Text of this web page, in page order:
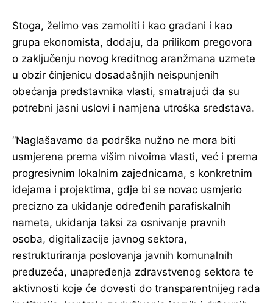
Stoga, želimo vas zamoliti i kao građani i kao
grupa ekonomista, dodaju, da prilikom pregovora
o zaključenju novog kreditnog aranžmana uzmete
u obzir činjenicu dosadašnjih neispunjenih
obećanja predstavnika vlasti, smatrajući da su
potrebni jasni uslovi i namjena utroška sredstava.
“Naglašavamo da podrška nužno ne mora biti
usmjerena prema višim nivoima vlasti, već i prema
progresivnim lokalnim zajednicama, s konkretnim
idejama i projektima, gdje bi se novac usmjerio
precizno za ukidanje određenih parafiskalnih
nameta, ukidanja taksi za osnivanje pravnih
osoba, digitalizacije javnog sektora,
restrukturiranja poslovanja javnih komunalnih
preduzeća, unapređenja zdravstvenog sektora te
aktivnosti koje će dovesti do transparentnijeg rada